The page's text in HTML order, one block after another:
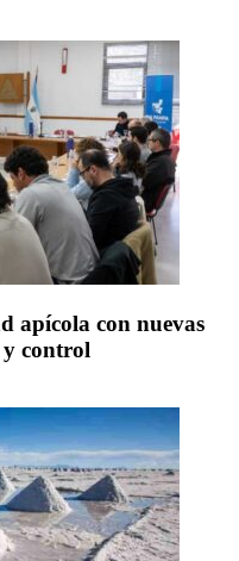
apícola con nuevas
control